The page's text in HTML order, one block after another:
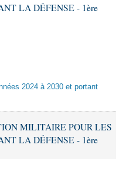
LA DÉFENSE - 1ère
2024 à 2030 et portant
MILITAIRE POUR LES
LA DÉFENSE - 1ère